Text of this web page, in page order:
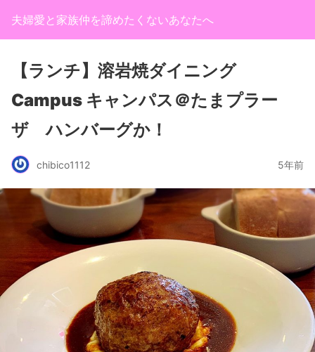
夫婦愛と家族仲を諦めたくないあなたへ
【ランチ】溶岩焼ダイニング
Campus キャンパス＠たまプラー
ザ ハンバーグか！
chibico1112 5年前